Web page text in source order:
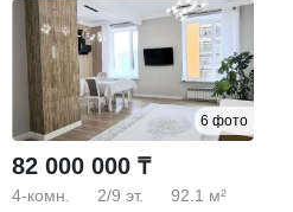
6 фото
82 000 000 ₸
4-комн. 2/9 эт. 92.1 м²